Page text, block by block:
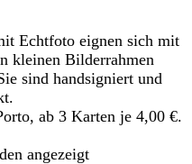
Echtfoto eignen sich mit
kleinen Bilderrahmen
sind handsigniert und
ab 3 Karten je 4,00 €.
angezeigt